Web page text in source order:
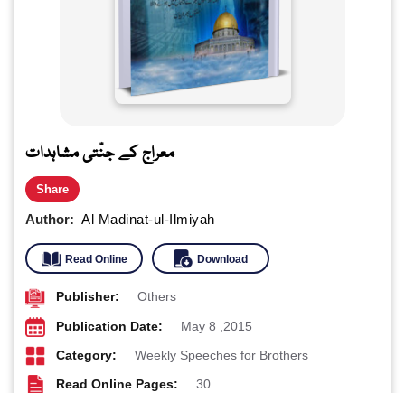
معراج کے جنّتی مشاہدات
Share
Author: Al Madinat-ul-Ilmiyah
Read Online Download
Publisher: Others
Publication Date: May 8 ,2015
Category: Weekly Speeches for Brothers
Read Online Pages: 30